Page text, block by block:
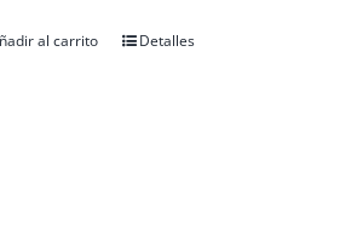
al carrito Detalles